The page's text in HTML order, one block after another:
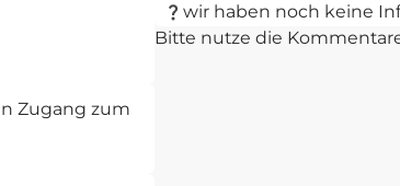
Zugang zum
wir haben noch keine
Bitte nutze die